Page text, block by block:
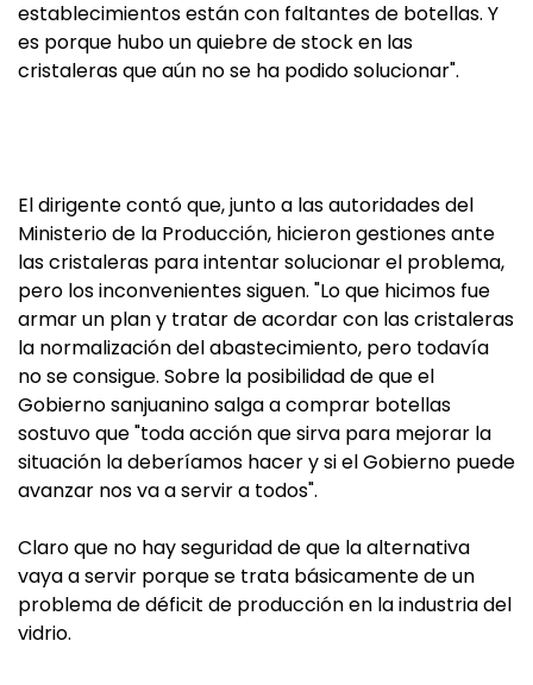
establecimientos están con faltantes de botellas. Y
es porque hubo un quiebre de stock en las
cristaleras que aún no se ha podido solucionar".
El dirigente contó que, junto a las autoridades del
Ministerio de la Producción, hicieron gestiones ante
las cristaleras para intentar solucionar el problema,
pero los inconvenientes siguen. "Lo que hicimos fue
armar un plan y tratar de acordar con las cristaleras
la normalización del abastecimiento, pero todavía
no se consigue. Sobre la posibilidad de que el
Gobierno sanjuanino salga a comprar botellas
sostuvo que "toda acción que sirva para mejorar la
situación la deberíamos hacer y si el Gobierno puede
avanzar nos va a servir a todos".
Claro que no hay seguridad de que la alternativa
vaya a servir porque se trata básicamente de un
problema de déficit de producción en la industria del
vidrio.